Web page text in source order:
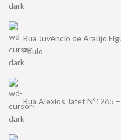
Rua Juvêncio de Araújo
Paulo
Rua Alexios Jafet Nº1265